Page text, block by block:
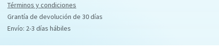
Términos y condiciones
Grantía de devolución de 30 días
Envío: 2-3 días hábiles